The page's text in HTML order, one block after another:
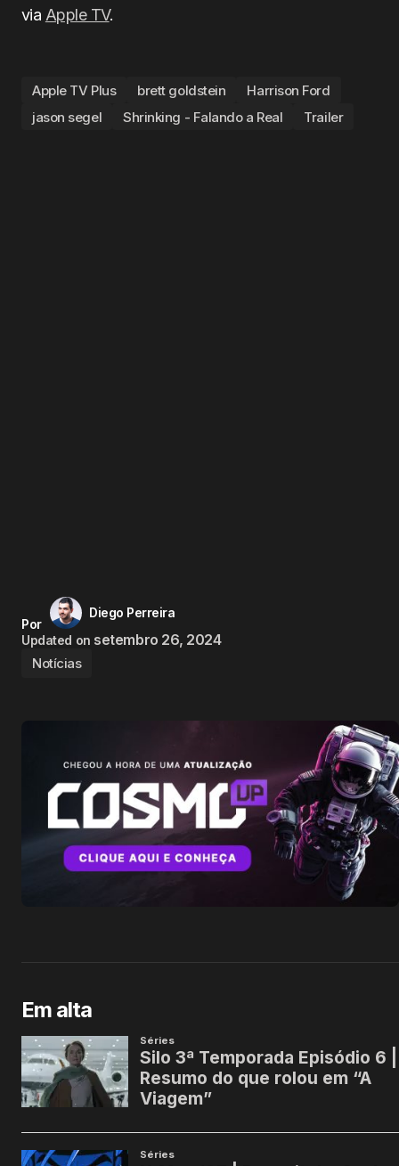
via Apple TV.
Apple TV Plus brett goldstein
Harrison Ford
jason segel
Shrinking - Falando a Real Trailer
Por
Diego Perreira
Updated on setembro 26, 2024
Notícias
Em alta